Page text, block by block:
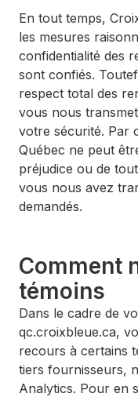
En tout temps,
les mesures
confidentialité des
sont confiés.
respect total des
vous nous
votre sécurité. Par
Québec ne peut
préjudice ou de
vous nous avez
demandés.
Comment
témoins
Dans le cadre de
qc.croixbleue.ca,
recours à certains
tiers fournisseurs,
Analytics. Pour en